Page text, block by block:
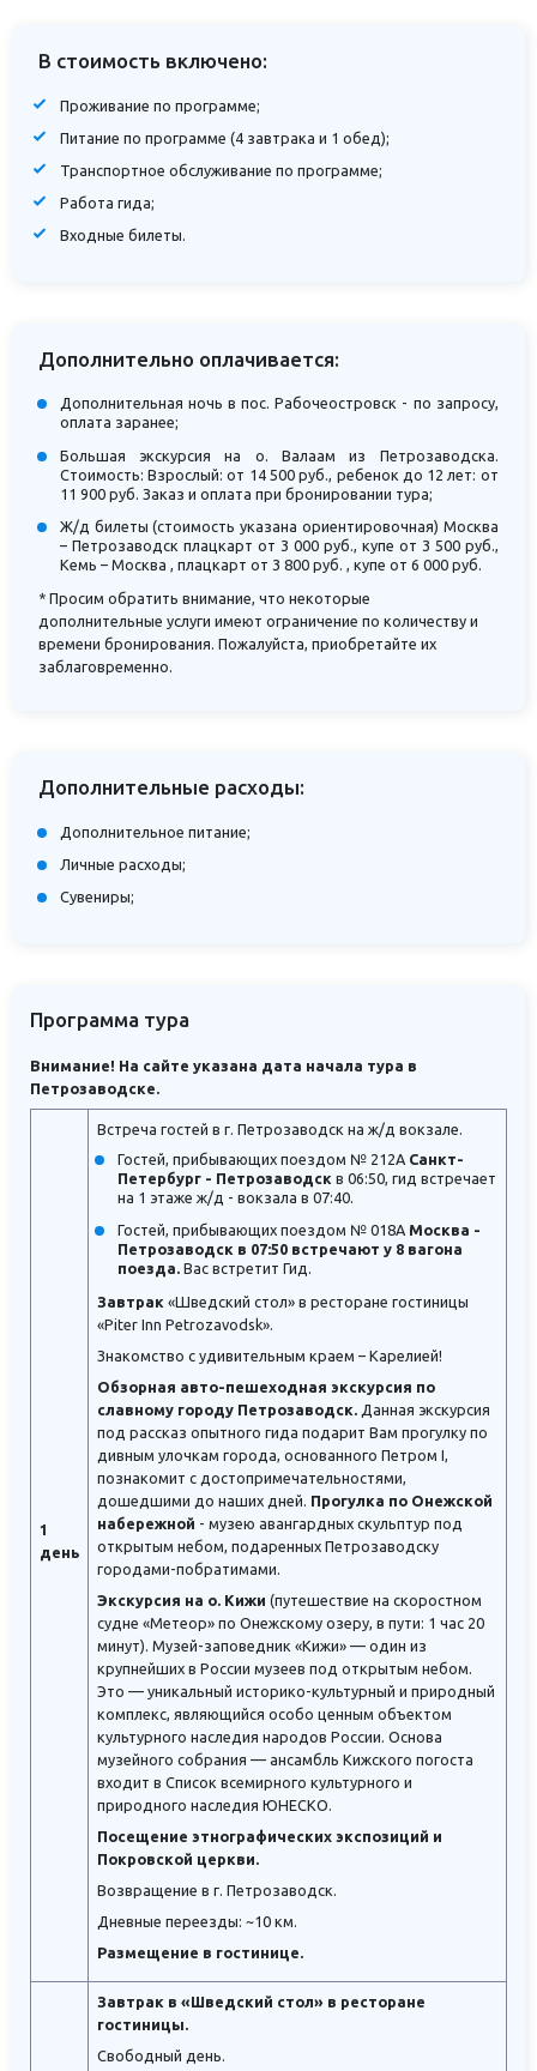
В стоимость включено:
Проживание по программе;
Питание по программе (4 завтрака и 1 обед);
Транспортное обслуживание по программе;
Работа гида;
Входные билеты.
Дополнительно оплачивается:
Дополнительная ночь в пос. Рабочеостровск - по запросу,
оплата заранее;
Большая экскурсия на о. Валаам из Петрозаводска.
Стоимость: Взрослый: от 14 500 руб., ребенок до 12 лет: от
11 900 руб. Заказ и оплата при бронировании тура;
Ж/д билеты (стоимость указана ориентировочная) Москва
– Петрозаводск плацкарт от 3 000 руб., купе от 3 500 руб.,
Кемь – Москва , плацкарт от 3 800 руб. , купе от 6 000 руб.
* Просим обратить внимание, что некоторые
дополнительные услуги имеют ограничение по количеству и
времени бронирования. Пожалуйста, приобретайте их
заблаговременно.
Дополнительные расходы:
Дополнительное питание;
Личные расходы;
Сувениры;
Программа тура
Внимание! На сайте указана дата начала тура в
Петрозаводске.
1
день
Встреча гостей в г. Петрозаводск на ж/д вокзале.
Гостей, прибывающих поездом № 212А Санкт-
Петербург - Петрозаводскв 06:50, гид встречает
на 1 этаже ж/д - вокзала в 07:40.
Гостей, прибывающих поездом № 018А Москва -
Петрозаводск в 07:50 встречают у 8 вагона
поезда.Вас встретит Гид.
Завтрак «Шведский стол» в ресторане гостиницы
«Piter Inn Petrozavodsk».
Знакомство с удивительным краем – Карелией!
Обзорная авто-пешеходная экскурсия по
славному городу Петрозаводск. Данная экскурсия
под рассказ опытного гида подарит Вам прогулку по
дивным улочкам города, основанного Петром I,
познакомит с достопримечательностями,
дошедшими до наших дней. Прогулка по Онежской
набережной - музею авангардных скульптур под
открытым небом, подаренных Петрозаводску
городами-побратимами.
Экскурсия на о. Кижи (путешествие на скоростном
судне «Метеор» по Онежскому озеру, в пути: 1 час 20
минут). Музей-заповедник «Кижи» — один из
крупнейших в России музеев под открытым небом.
Это — уникальный историко-культурный и природный
комплекс, являющийся особо ценным объектом
культурного наследия народов России. Основа
музейного собрания — ансамбль Кижского погоста
входит в Список всемирного культурного и
природного наследия ЮНЕСКО.
Посещение этнографических экспозиций и
Покровской церкви.
Возвращение в г. Петрозаводск.
Дневные переезды: ~10 км.
Размещение в гостинице.
Завтрак в «Шведский стол» в ресторане
гостиницы.
Свободный день.